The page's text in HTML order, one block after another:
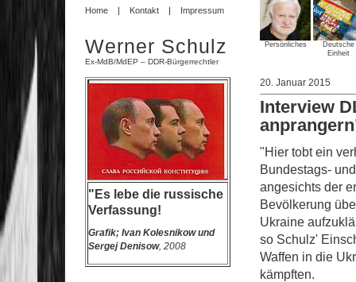
20. Januar 2015
Interview
"Hier tobt ein
Bundestags-
angesichts der
Bevölkerung
Ukraine
so Schulz'
Waffen in die
kämpften.
Home Kontakt Impressum
Werner Schulz
Ex-MdB/MdEP – DDR-Bürgerrechtler
"Es lebe die russische
Verfassung!
Grafik; Ivan Kolesnikow und
Sergej Denisow, 2008
Persönliches
Deutsche
Einheit